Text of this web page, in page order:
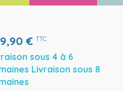
€ TTC
sous 4 à 6
Livraison sous 8